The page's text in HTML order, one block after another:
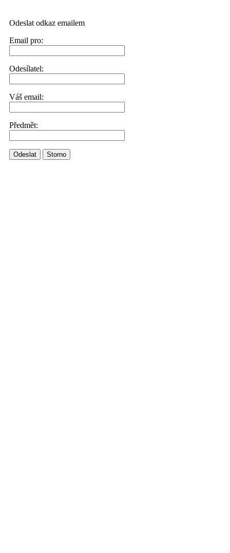
Odeslat odkaz emailem
Email pro:
Odesílatel:
Váš email:
Předmět:
Odeslat Storno